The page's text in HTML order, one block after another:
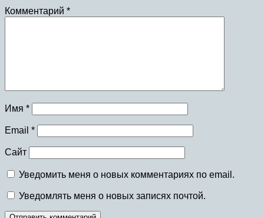
Комментарий *
Имя *
Email *
Сайт
Уведомить меня о новых комментариях по email.
Уведомлять меня о новых записях почтой.